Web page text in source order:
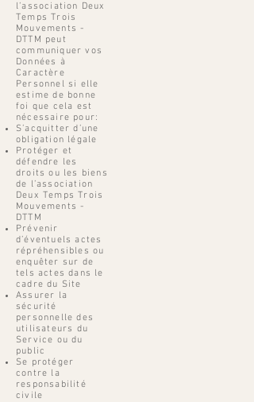
l’association Deux
Temps Trois
Mouvements -
DTTM peut
communiquer vos
Données à
Caractère
Personnel si elle
estime de bonne
foi que cela est
nécessaire pour:
S’acquitter d’une
obligation légale
Protéger et
défendre les
droits ou les biens
de l’association
Deux Temps Trois
Mouvements -
DTTM
Prévenir
d’éventuels actes
répréhensibles ou
enquêter sur de
tels actes dans le
cadre du Site
Assurer la
sécurité
personnelle des
utilisateurs du
Service ou du
public
Se protéger
contre la
responsabilité
civile